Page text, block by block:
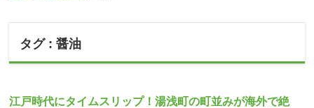
タグ : 醤油
江戸時代にタイムスリップ！湯浅町の町並みが海外で絶